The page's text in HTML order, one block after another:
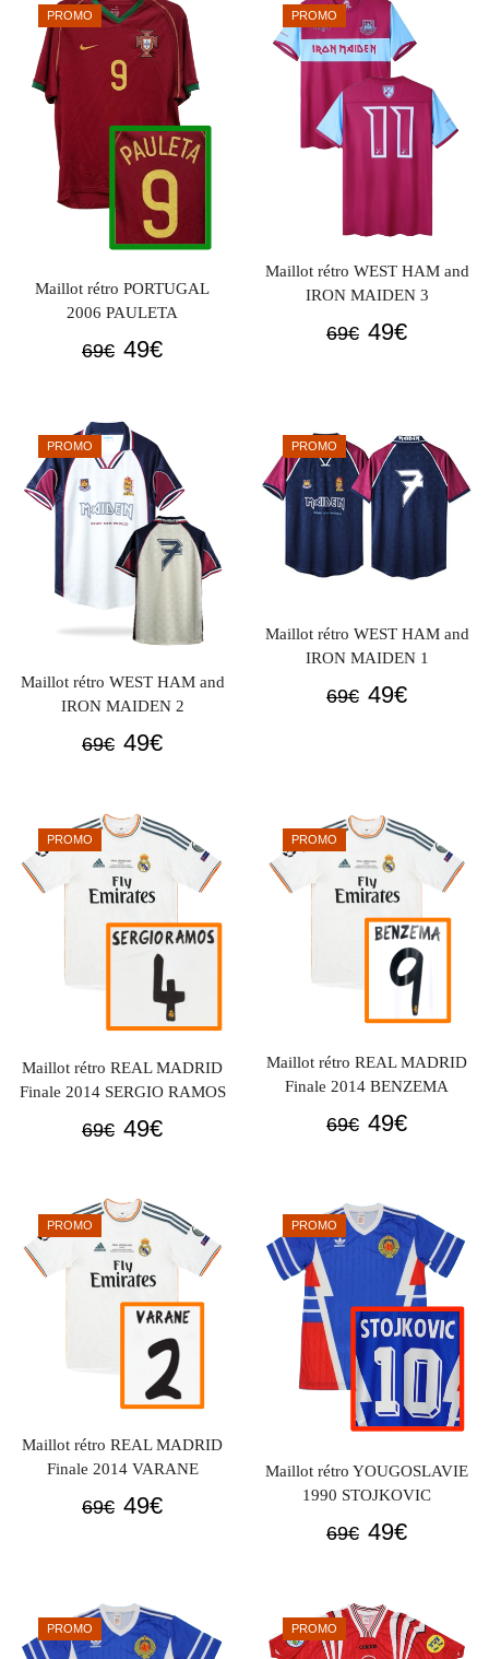
69€.
49€.
PROMO
Maillot rétro PORTUGAL
2006 PAULETA
69€ Le
était :
69€.
49€Le
49€.
PROMO
Maillot rétro WEST HAM and
IRON MAIDEN 3
69€ Le
69€.
49€Le
49€.
PROMO
Maillot rétro WEST HAM and
IRON MAIDEN 2
69€ Le
était :
69€.
49€Le
est :
49€.
PROMO
Maillot rétro WEST HAM and
IRON MAIDEN 1
69€ Le
49€Le
PROMO
Maillot rétro REAL MADRID
Finale 2014 SERGIO RAMOS
69€ Le
était :
69€.
49€Le
est :
49€.
PROMO
Maillot rétro REAL MADRID
Finale 2014 BENZEMA
69€ Le
était :
69€.
49€Le
est :
49€.
PROMO
Maillot rétro REAL MADRID
Finale 2014 VARANE
69€ Le
69€.
49€Le
49€.
PROMO
Maillot rétro YOUGOSLAVIE
1990 STOJKOVIC
69€ Le
était :
69€.
49€Le
est :
49€.
PROMO PROMO